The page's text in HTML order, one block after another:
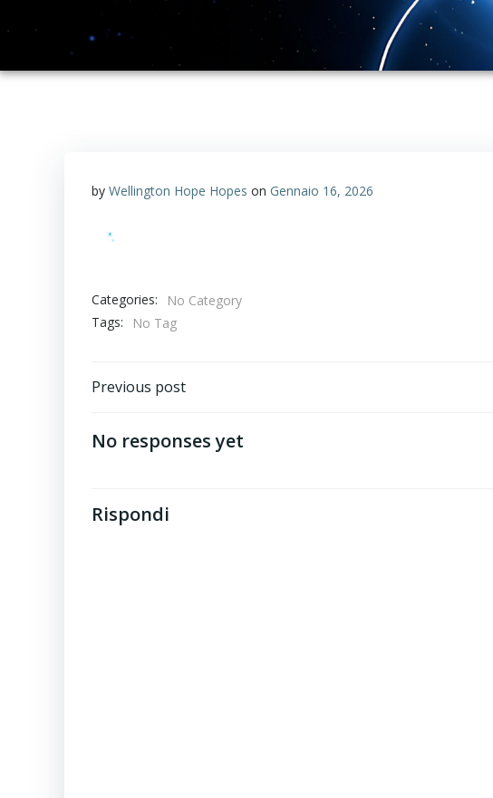
by Wellington Hope Hopes on Gennaio 16, 2026
Categories:
No Category
Tags:
No Tag
Post
navigation
Previous post
No responses yet
Rispondi